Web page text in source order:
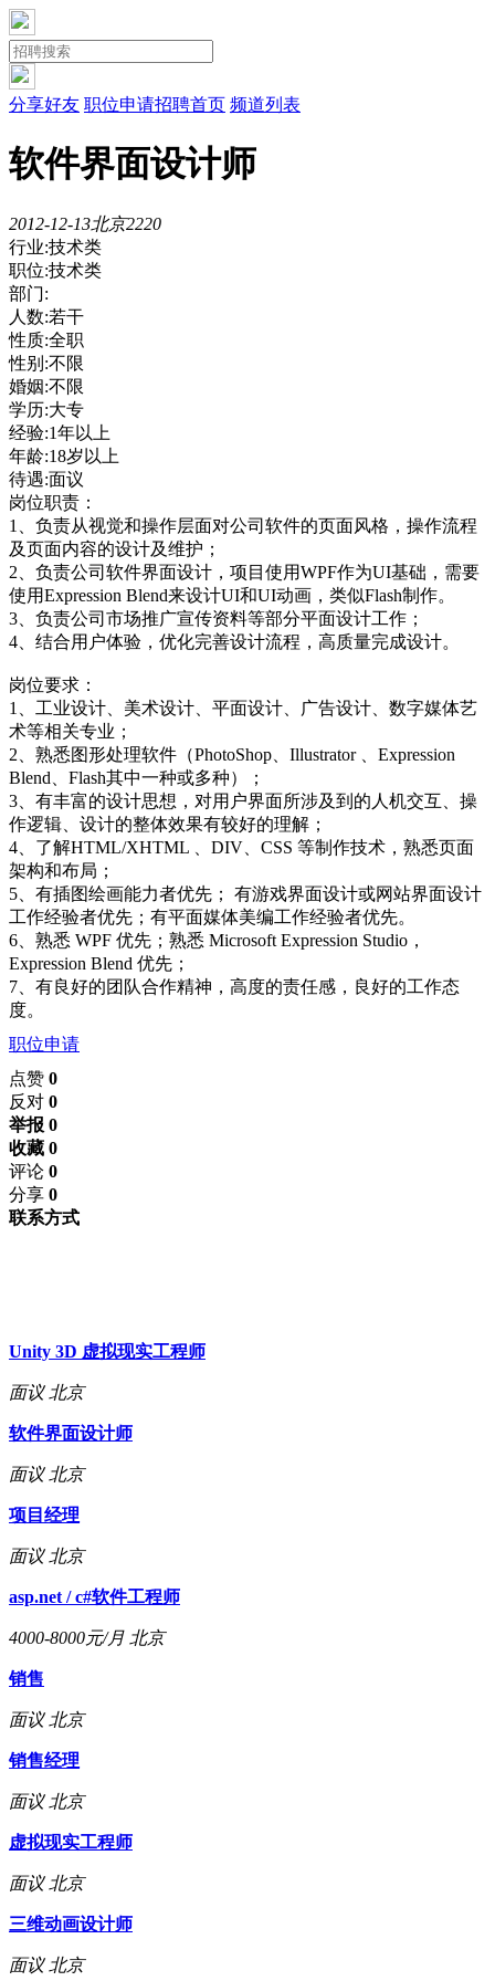
分享好友 职位申请招聘首页 频道列表
软件界面设计师
2012-12-13北京2220
行业:技术类
职位:技术类
部门:
人数:若干
性质:全职
性别:不限
婚姻:不限
学历:大专
经验:1年以上
年龄:18岁以上
待遇:面议
岗位职责：
1、负责从视觉和操作层面对公司软件的页面风格，操作流程
及页面内容的设计及维护；
2、负责公司软件界面设计，项目使用WPF作为UI基础，需要
使用Expression Blend来设计UI和UI动画，类似Flash制作。
3、负责公司市场推广宣传资料等部分平面设计工作；
4、结合用户体验，优化完善设计流程，高质量完成设计。
岗位要求：
1、工业设计、美术设计、平面设计、广告设计、数字媒体艺
术等相关专业；
2、熟悉图形处理软件（PhotoShop、Illustrator 、 Expression
Blend、Flash其中一种或多种）；
3、有丰富的设计思想，对用户界面所涉及到的人机交互、操
作逻辑、设计的整体效果有较好的理解；
4、了解HTML/XHTML 、DIV、CSS 等制作技术，熟悉页面
架构和布局；
5、有插图绘画能力者优先； 有游戏界面设计或网站界面设计
工作经验者优先；有平面媒体美编工作经验者优先。
6、熟悉 WPF 优先；熟悉 Microsoft Expression Studio，
Expression Blend 优先；
7、有良好的团队合作精神，高度的责任感，良好的工作态
度。
职位申请
点赞 0
反对 0
举报 0
收藏 0
评论 0
分享 0
联系方式
Unity 3D 虚拟现实工程师
面议 北京
软件界面设计师
面议 北京
项目经理
面议 北京
asp.net / c#软件工程师
4000-8000元/月 北京
销售
面议 北京
销售经理
面议 北京
虚拟现实工程师
面议 北京
三维动画设计师
面议 北京